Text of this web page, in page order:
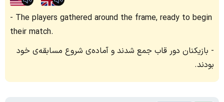
The players gathered around the frame, ready to begin
their match.
بازیکنان دور قاب جمع شدند و آماده‌ی شروع مسابقه‌ی خود
بودند.